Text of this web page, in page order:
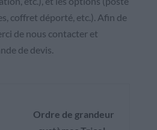
coffret déporté, etc.). Afin de
de nous contacter et
de devis.
Ordre de grandeur